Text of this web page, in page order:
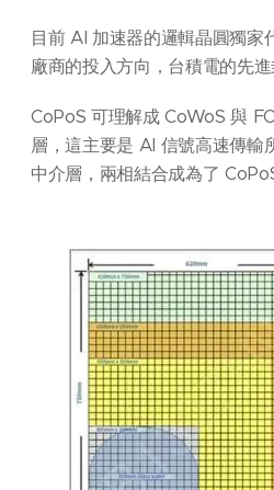
目前 AI 加速器的邏輯晶圓獨家
廠商的投入方向，台積電的先
CoPoS 可理解成 CoWoS 與
層，這主要是 AI 信號高速傳輸
中介層，兩相結合成為了